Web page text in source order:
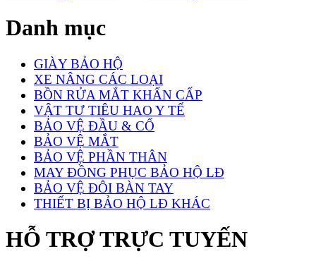
Danh mục
GIÀY BẢO HỘ
XE NÂNG CÁC LOẠI
BỒN RỬA MẮT KHẨN CẤP
VẬT TƯ TIÊU HAO Y TẾ
BẢO VỆ ĐẦU & CỔ
BẢO VỆ MẮT
BẢO VỆ PHẦN THÂN
MAY ĐỒNG PHỤC BẢO HỘ LĐ
BẢO VỆ ĐÔI BÀN TAY
THIẾT BỊ BẢO HỘ LĐ KHÁC
HỖ TRỢ TRỰC TUYẾN